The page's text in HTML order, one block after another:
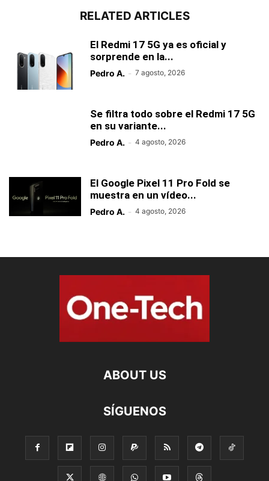
RELATED ARTICLES
El Redmi 17 5G ya es oficial y
sorprende en la...
Pedro A. - 7 agosto, 2026
Se filtra todo sobre el Redmi 17 5G
en su variante...
Pedro A. - 4 agosto, 2026
El Google Pixel 11 Pro Fold se
muestra en un vídeo...
Pedro A. - 4 agosto, 2026
ABOUT US
SÍGUENOS